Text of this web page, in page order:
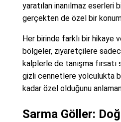
yaratılan inanılmaz eserleri
gerçekten de özel bir
Her birinde farklı bir hikaye
bölgeler, ziyaretçilere
kalplerle de tanışma fırsatı
gizli cennetlere yolculukta
kadar özel olduğunu
Sarma Göller: